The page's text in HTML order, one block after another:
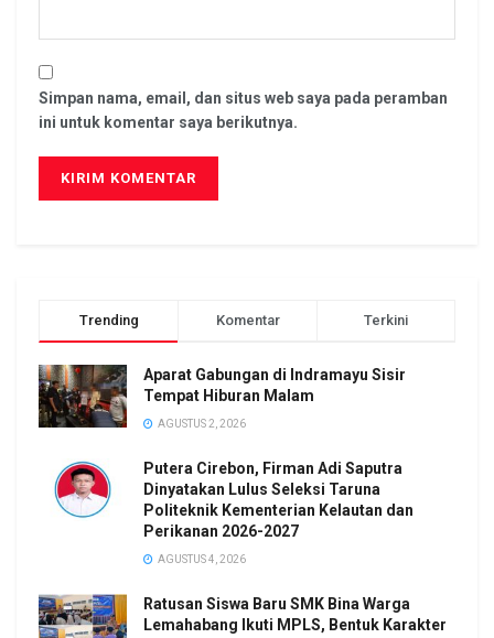
Simpan nama, email, dan situs web saya pada peramban
ini untuk komentar saya berikutnya.
Trending Komentar Terkini
Aparat Gabungan di Indramayu Sisir
Tempat Hiburan Malam
AGUSTUS 2, 2026
Putera Cirebon, Firman Adi Saputra
Dinyatakan Lulus Seleksi Taruna
Politeknik Kementerian Kelautan dan
Perikanan 2026-2027
AGUSTUS 4, 2026
Ratusan Siswa Baru SMK Bina Warga
Lemahabang Ikuti MPLS, Bentuk Karakter